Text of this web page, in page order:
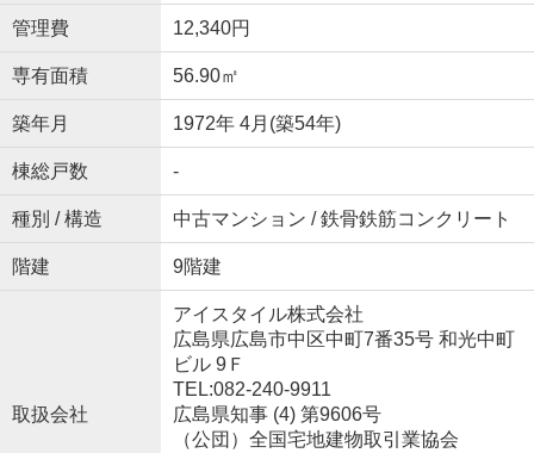
管理費 12,340円
専有面積 56.90㎡
築年月 1972年 4月(築54年)
棟総戸数 -
種別 / 構造 中古マンション / 鉄骨鉄筋コンクリート
階建 9階建
取扱会社
アイスタイル株式会社
広島県広島市中区中町7番35号 和光中町
ビル 9Ｆ
TEL:082-240-9911
広島県知事 (4) 第9606号
（公団）全国宅地建物取引業協会